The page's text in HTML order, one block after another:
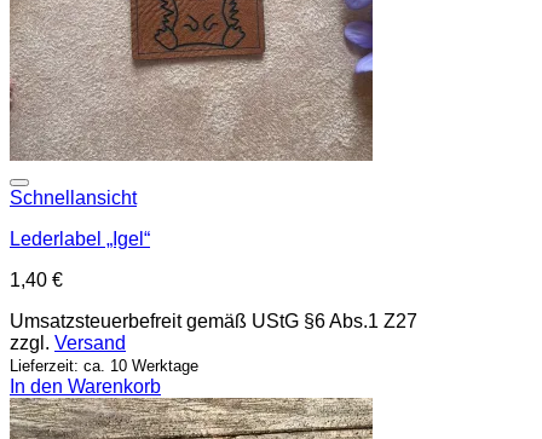
Schnellansicht
Lederlabel „Igel“
1,40 €
Umsatzsteuerbefreit gemäß UStG §6 Abs.1 Z27
zzgl. Versand
Lieferzeit: ca. 10 Werktage
In den Warenkorb